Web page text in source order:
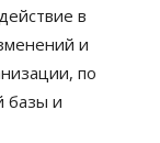
в
и
по
базы и